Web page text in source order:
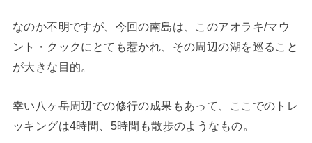
なのか不明ですが、今回の南島は、このアオラキ/マウ
ント・クックにとても惹かれ、その周辺の湖を巡ること
が大きな目的。
幸い八ヶ岳周辺での修行の成果もあって、ここでのトレ
ッキングは4時間、5時間も散歩のようなもの。